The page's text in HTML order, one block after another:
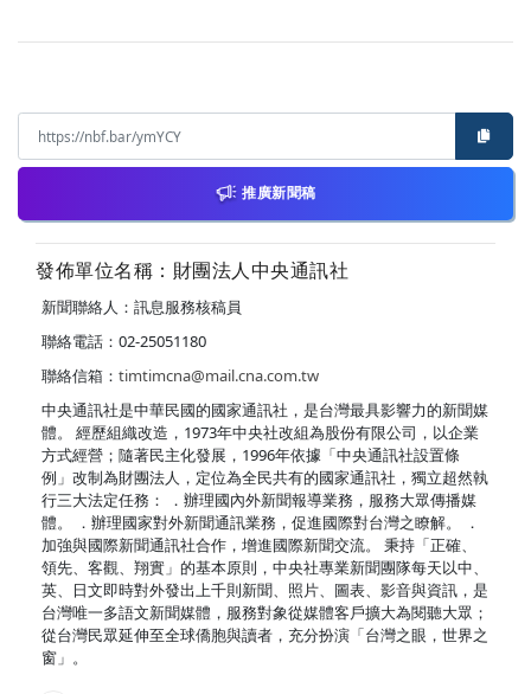
推廣新聞稿
發佈單位名稱：財團法人中央通訊社
新聞聯絡人：訊息服務核稿員
聯絡電話：02-25051180
聯絡信箱： timtimcna@mail.cna.com.tw
中央通訊社是中華民國的國家通訊社，是台灣最具影響力的新聞媒
體。 經歷組織改造，1973年中央社改組為股份有限公司，以企業
方式經營；隨著民主化發展，1996年依據「中央通訊社設置條
例」改制為財團法人，定位為全民共有的國家通訊社，獨立超然執
行三大法定任務： ．辦理國內外新聞報導業務，服務大眾傳播媒
體。 ．辦理國家對外新聞通訊業務，促進國際對台灣之瞭解。 ．
加強與國際新聞通訊社合作，增進國際新聞交流。 秉持「正確、
領先、客觀、翔實」的基本原則，中央社專業新聞團隊每天以中、
英、日文即時對外發出上千則新聞、照片、圖表、影音與資訊，是
台灣唯一多語文新聞媒體，服務對象從媒體客戶擴大為閱聽大眾；
從台灣民眾延伸至全球僑胞與讀者，充分扮演「台灣之眼，世界之
窗」。